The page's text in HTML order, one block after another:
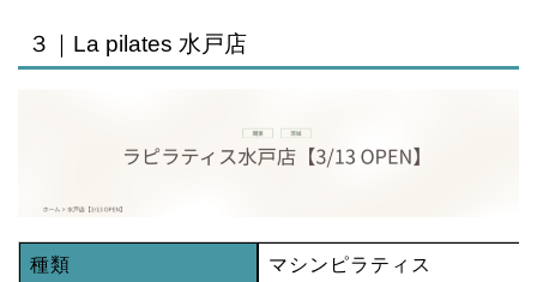
３｜La pilates 水戸店
種類 マシンピラティス